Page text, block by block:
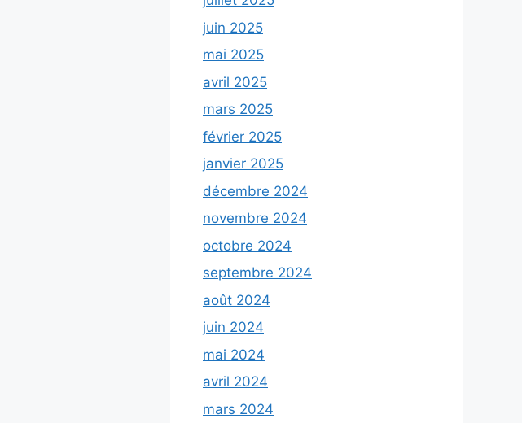
juin 2025
mai 2025
avril 2025
mars 2025
février 2025
janvier 2025
décembre 2024
novembre 2024
octobre 2024
septembre 2024
août 2024
juin 2024
mai 2024
avril 2024
mars 2024